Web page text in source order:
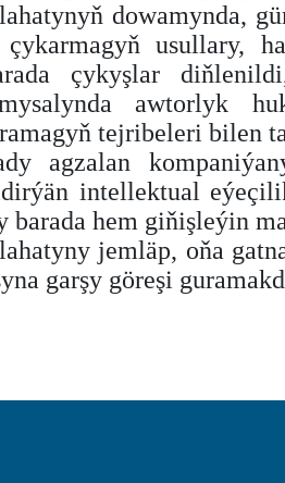
dowamynda,
usullary,
çykyşlar
awtorlyk
tejribeleri bilen
agzalan
intellektual
barada hem giňişleýin
jemläp, oňa
garşy göreşi